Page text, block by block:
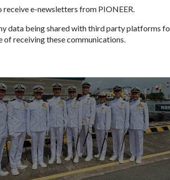
receive e-newsletters from PIONEER.
data being shared with third party platforms
of receiving these communications.